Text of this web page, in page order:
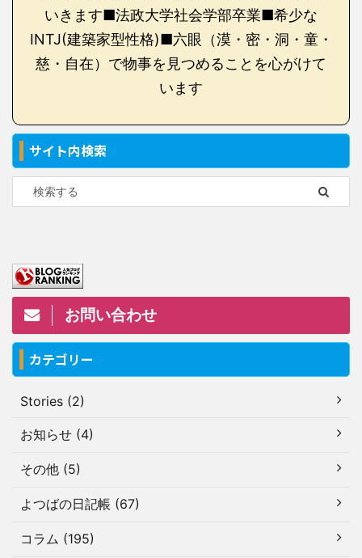
いきます■法政大学社会学部卒業■希少な
INTJ(建築家型性格)■六眼（漠・密・洞・童・
慈・自在）で物事を見つめることを心がけて
います
サイト内検索
お問い合わせ
カテゴリー
Stories (2)
お知らせ (4)
その他 (5)
よつばの日記帳 (67)
コラム (195)